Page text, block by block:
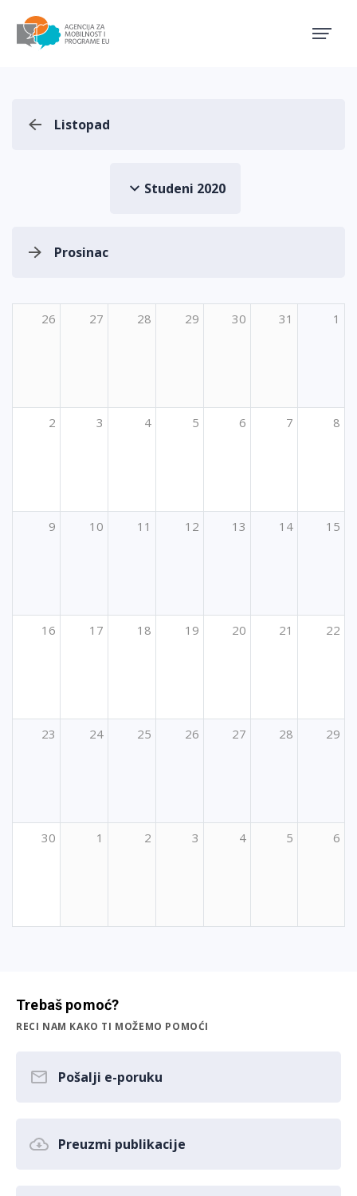
Listopad
Studeni 2020
Prosinac
26 27 28 29 30 31 1
2 3 4 5 6 7 8
9 10 11 12 13 14 15
16 17 18 19 20 21 22
23 24 25 26 27 28 29
30 1 2 3 4 5 6
Trebaš pomoć?
RECI NAM KAKO TI MOŽEMO POMOĆI
Pošalji e-poruku
Preuzmi publikacije